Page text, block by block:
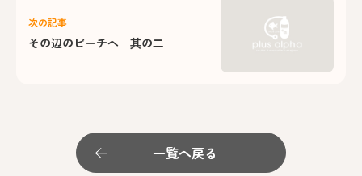
次の記事
その辺のビーチへ 其の二
一覧へ戻る